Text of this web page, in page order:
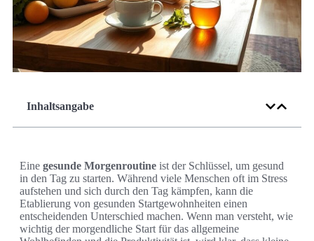
Inhaltsangabe
Eine gesunde Morgenroutine ist der Schlüssel, um gesund
in den Tag zu starten. Während viele Menschen oft im Stress
aufstehen und sich durch den Tag kämpfen, kann die
Etablierung von gesunden Startgewohnheiten einen
entscheidenden Unterschied machen. Wenn man versteht, wie
wichtig der morgendliche Start für das allgemeine